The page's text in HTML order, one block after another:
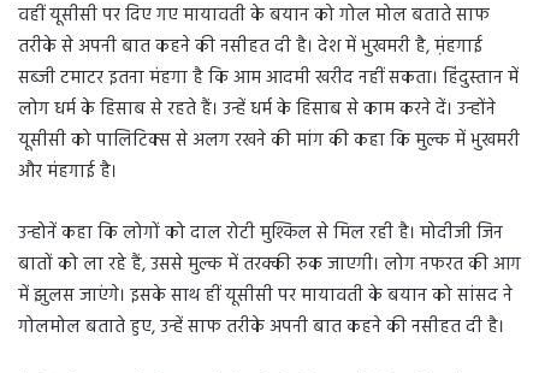
वहीं यूसीसी पर दिए गए मायावती के बयान को गोल मोल बताते साफ
तरीके से अपनी बात कहने की नसीहत दी है। देश में भुखमरी है, म़ंहगाई
सब्जी टमाटर इतना मंहगा है कि आम आदमी खरीद नहीं सकता। हिंदुस्तान में
लोग धर्म के हिसाब से रहते हैं। उन्हें धर्म के हिसाब से काम करने दें। उन्होंने
यूसीसी को पालिटिक्स से अलग रखने की मांग की कहा कि मुल्क में भुखमरी
और मंहगाई है।
उन्होनें कहा कि लोगों को दाल रोटी मुश्किल से मिल रही है। मोदीजी जिन
बातों को ला रहे हैं, उससे मुल्क में तरक्की रुक जाएगी। लोग नफरत की आग
में झुलस जाएंगे। इसके साथ हीं यूसीसी पर मायावती के बयान को सांसद ने
गोलमोल बताते हुए, उन्हें साफ तरीके अपनी बात कहने की नसीहत दी है।